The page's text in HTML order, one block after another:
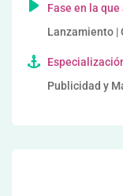
Fase en la que
Lanzamiento |
Publicidad y